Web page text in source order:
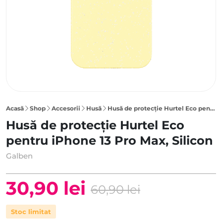
Acasă Shop Accesorii Husă Husă de protecție Hurtel Eco pentru iPhone 13 Pro Max, Silicon, Galben
Husă de protecție Hurtel Eco
pentru iPhone 13 Pro Max, Silicon
Galben
60,90lei
Prețul
30,90 lei
Prețul
Stoc limitat